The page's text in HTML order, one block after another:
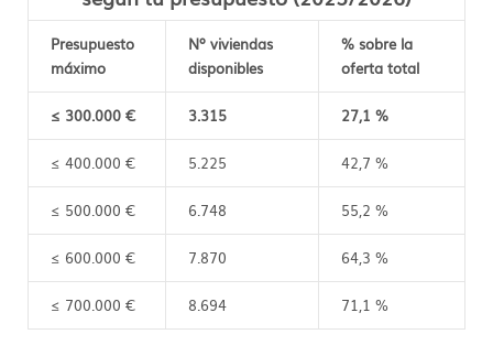
Presupuesto
máximo
Nº viviendas
disponibles
% sobre la
oferta total
≤ 300.000 € 3.315 27,1 %
≤ 400.000 € 5.225 42,7 %
≤ 500.000 € 6.748 55,2 %
≤ 600.000 € 7.870 64,3 %
≤ 700.000 € 8.694 71,1 %